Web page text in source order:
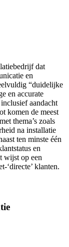
dat
en
“duidelijke
en accurate
aandacht
komen de meest
thema’s zoals
na installatie
ten minste één
en
wijst op een
‘directe’ klanten.